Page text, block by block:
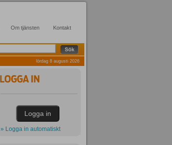
Om tjänsten Kontakt
lördag 8 augusti 2026
» Logga in automatiskt